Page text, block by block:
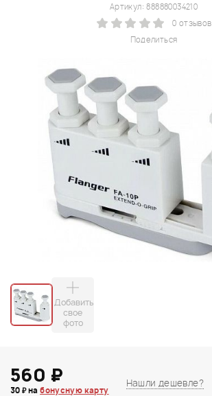
Поделиться
Артикул: 888880034210
0 отзывов
Добавить
свое
фото
560 ₽
30 ₽ набонусную карту
Нашли дешевле?